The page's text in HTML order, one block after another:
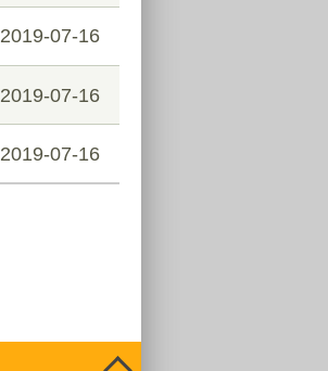
2019-07-16
2019-07-16
2019-07-16